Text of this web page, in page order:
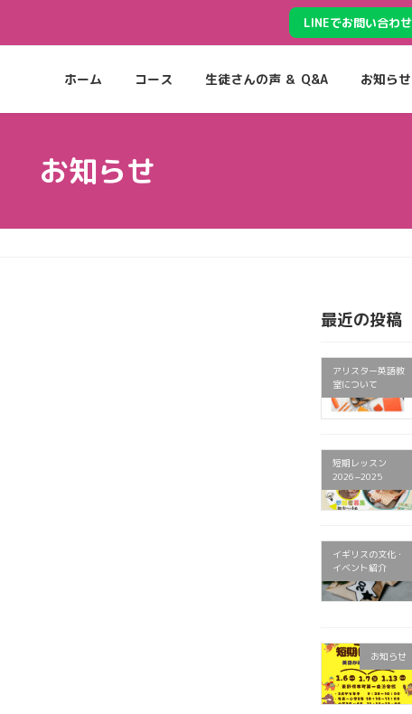
LINEでお問い合わせ
ホーム コース 生徒さんの声 ＆ Q&A お知らせ
お知らせ
最近の投稿
アリスター英語教
室について
短期レッスン
2026−2025
イギリスの文化・
イベント紹介
お知らせ